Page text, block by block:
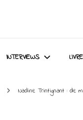
INTERVIEWS
Nadine Trintignant : de